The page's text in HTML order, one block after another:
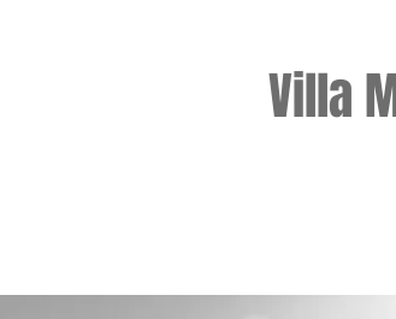
Villa